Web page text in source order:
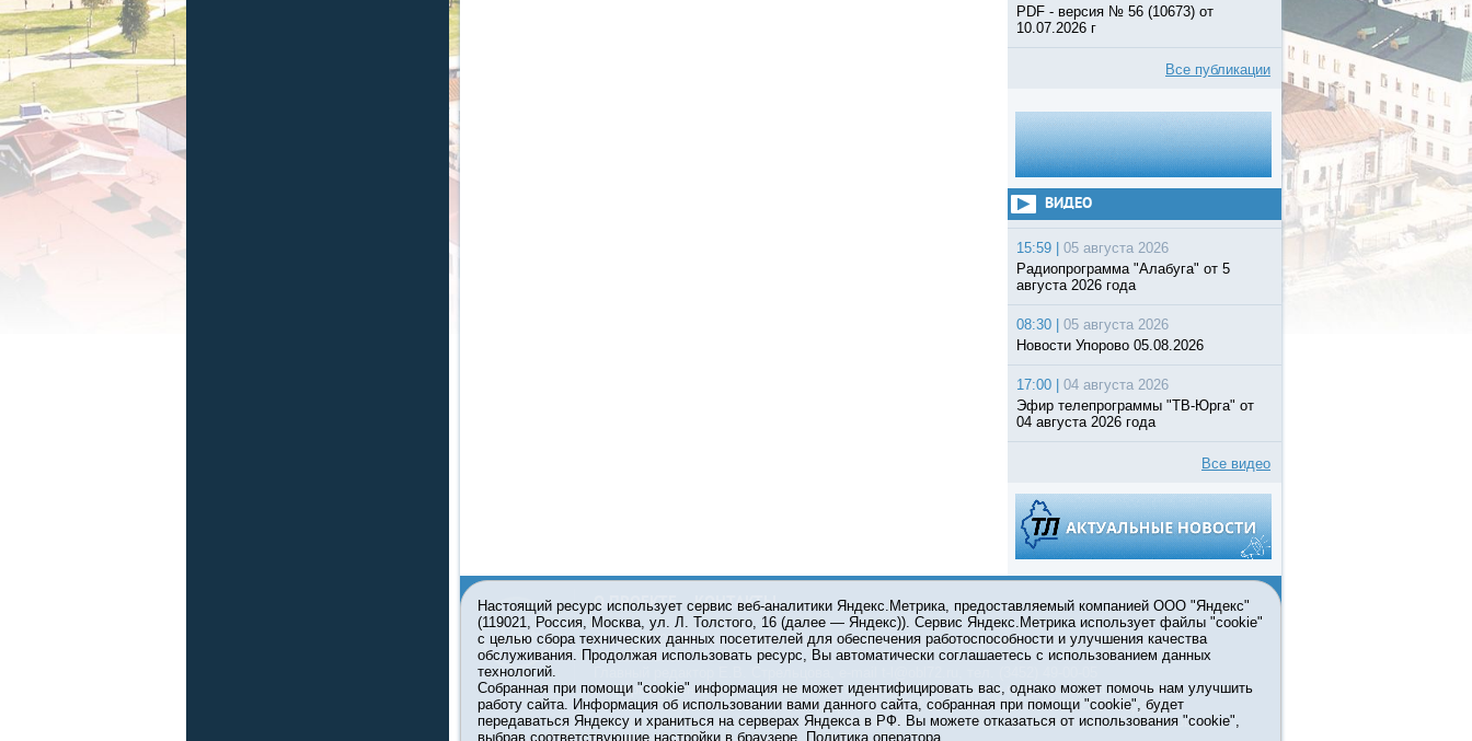
PDF - версия № 56 (10673) от
10.07.2026 г
Все публикации
ВИДЕО
15:59 |
05 августа 2026
Радиопрограмма "Алабуга" от 5
августа 2026 года
08:30 |
05 августа 2026
Новости Упорово 05.08.2026
17:00 |
04 августа 2026
Эфир телепрограммы "ТВ-Юрга" от
04 августа 2026 года
Все видео
О ПРОЕКТЕ КОНТАКТЫ
© 2001-2026 Сетевое издание Тюмень Медиа. При использовании материалов ссылка
обязательна.
Информационная лента выходит при финансовой поддержке правительства Тюменской
области. Свидетельство о регистрации СМИ ЭЛ №ФС 77-67413 от 13.10.2016 выдано
Федеральной службой по надзору в сфере связи, информационных технологий и массовых
Настоящий ресурс использует сервис веб-аналитики Яндекс.Метрика, предоставляемый компанией ООО "Яндекс"
(119021, Россия, Москва, ул. Л. Толстого, 16 (далее — Яндекс)). Сервис Яндекс.Метрика использует файлы "cookie"
с целью сбора технических данных посетителей для обеспечения работоспособности и улучшения качества
обслуживания. Продолжая использовать ресурс, Вы автоматически соглашаетесь с использованием данных
технологий.
Собранная при помощи "cookie" информация не может идентифицировать вас, однако может помочь нам улучшить
работу сайта. Информация об использовании вами данного сайта, собранная при помощи "cookie", будет
передаваться Яндексу и храниться на серверах Яндекса в РФ. Вы можете отказаться от использования "cookie",
выбрав соответствующие настройки в браузере.
Политика оператора